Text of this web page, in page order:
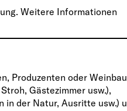
Weitere Informationen
Produzenten oder
Gästezimmer usw.),
der Natur, Ausritte usw.)